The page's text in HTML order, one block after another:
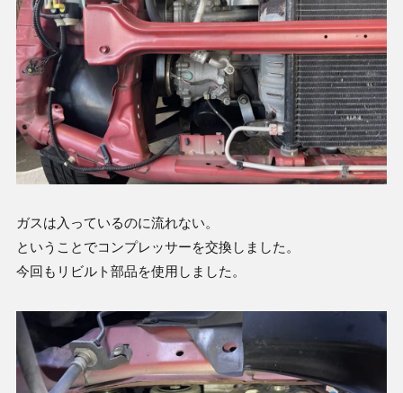
ガスは入っているのに流れない。
ということでコンプレッサーを交換しました。
今回もリビルト部品を使用しました。